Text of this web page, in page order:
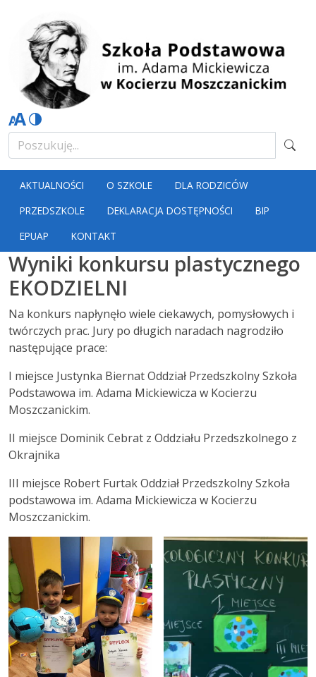
AKTUALNOŚCI O SZKOLE
DLA RODZICÓW
PRZEDSZKOLE
DEKLARACJA DOSTĘPNOŚCI
BIP
EPUAP
KONTAKT
Wyniki konkursu plastycznego
EKODZIELNI
Na konkurs napłynęło wiele ciekawych, pomysłowych i
twórczych prac. Jury po długich naradach nagrodziło
następujące prace:
I miejsce Justynka Biernat Oddział Przedszkolny Szkoła
Podstawowa im. Adama Mickiewicza w Kocierzu
Moszczanickim.
II miejsce Dominik Cebrat z Oddziału Przedszkolnego z
Okrajnika
III miejsce Robert Furtak Oddział Przedszkolny Szkoła
podstawowa im. Adama Mickiewicza w Kocierzu
Moszczanickim.